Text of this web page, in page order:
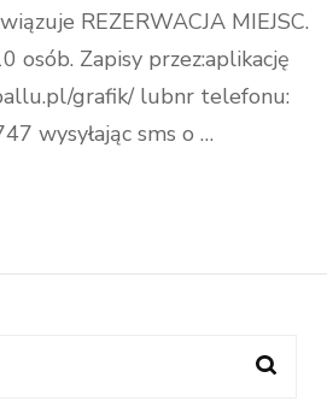
REZERWACJA MIEJSC.
osób. Zapisy przez:aplikację
grafik/ lubnr telefonu:
wysyłając sms o …